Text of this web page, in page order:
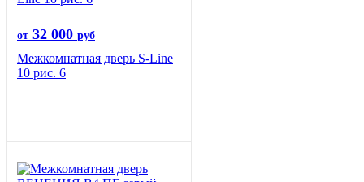
от 32 000 руб
Межкомнатная дверь S-Line
10 рис. 6